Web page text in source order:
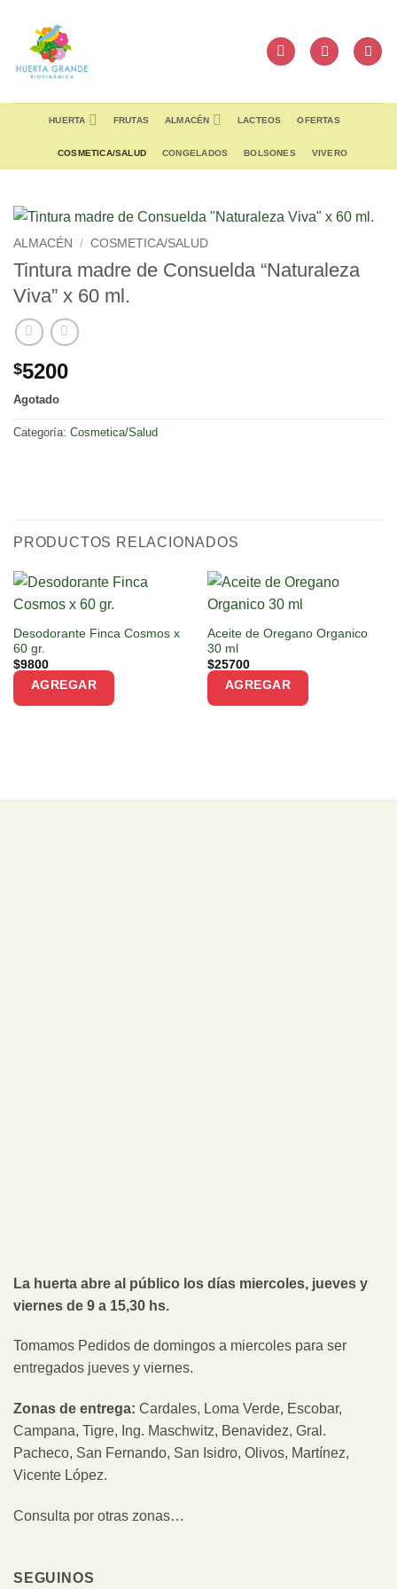
content
HUERTA FRUTAS ALMACÉN LACTEOS OFERTAS
COSMETICA/SALUD CONGELADOS BOLSONES VIVERO
ALMACÉN / COSMETICA/SALUD
Tintura madre de Consuelda “Naturaleza
Viva” x 60 ml.
$5200
Agotado
Categoría: Cosmetica/Salud
PRODUCTOS RELACIONADOS
Desodorante Finca Cosmos x
60 gr.
$9800
AGREGAR
Aceite de Oregano Organico
30 ml
$25700
AGREGAR
La huerta abre al público los días miercoles, jueves y
viernes de 9 a 15,30 hs.
Tomamos Pedidos de domingos a miercoles para ser
entregados jueves y viernes.
Zonas de entrega: Cardales, Loma Verde, Escobar,
Campana, Tigre, Ing. Maschwitz, Benavidez, Gral.
Pacheco, San Fernando, San Isidro, Olivos, Martínez,
Vicente López.
Consulta por otras zonas…
SEGUINOS